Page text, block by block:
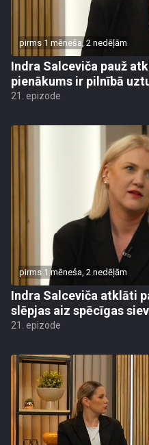
pirms 1 mēneša, 2 nedēļām
Indra Salceviča pauž
pienākums ir pilnībā
21. epizode
pirms 1 mēneša, 2 nedēļām
Indra Salceviča atklāti
slēpjas aiz spēcīgas
21. epizode